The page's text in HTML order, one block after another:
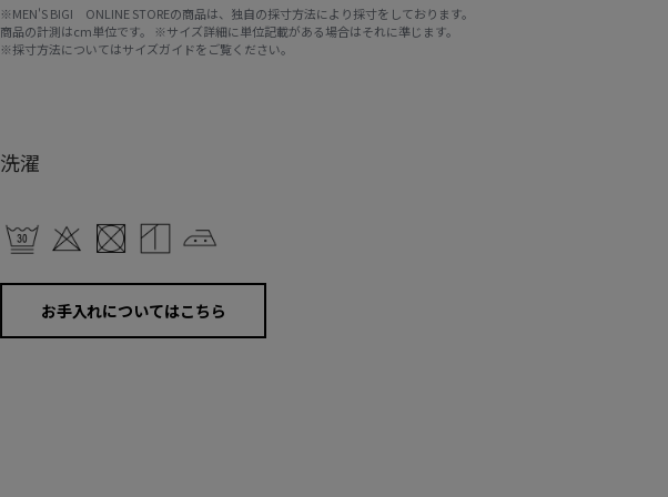
※MEN'S BIGI ONLINE STOREの商品は、独自の採寸方法により採寸をしております。
商品の計測はcm単位です。 ※サイズ詳細に単位記載がある場合はそれに準じます。
※採寸方法についてはサイズガイドをご覧ください。
洗濯
お手入れについてはこちら